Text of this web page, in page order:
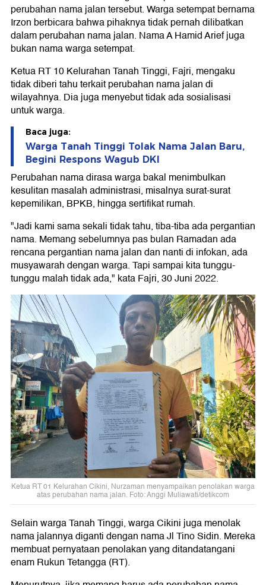
perubahan nama jalan tersebut. Warga setempat bernama
Irzon berbicara bahwa pihaknya tidak pernah dilibatkan
dalam perubahan nama jalan. Nama A Hamid Arief juga
bukan nama warga setempat.
Ketua RT 10 Kelurahan Tanah Tinggi, Fajri, mengaku
tidak diberi tahu terkait perubahan nama jalan di
wilayahnya. Dia juga menyebut tidak ada sosialisasi
untuk warga.
Baca juga:
Warga Tanah Tinggi Tolak Nama Jalan Baru,
Begini Respons Wagub DKI
Perubahan nama dirasa warga bakal menimbulkan
kesulitan masalah administrasi, misalnya surat-surat
kepemilikan, BPKB, hingga sertifikat rumah.
"Jadi kami sama sekali tidak tahu, tiba-tiba ada pergantian
nama. Memang sebelumnya pas bulan Ramadan ada
rencana pergantian nama jalan dan nanti di infokan, ada
musyawarah dengan warga. Tapi sampai kita tunggu-
tunggu malah tidak ada," kata Fajri, 30 Juni 2022.
Ketua RT 01 Kelurahan Cikini, Nurzaman menyampaikan penolakan warga
atas perubahan nama jalan. Foto: Anggi Muliawati/detikcom
Selain warga Tanah Tinggi, warga Cikini juga menolak
nama jalannya diganti dengan nama Jl Tino Sidin. Mereka
membuat pernyataan penolakan yang ditandatangani
enam Rukun Tetangga (RT).